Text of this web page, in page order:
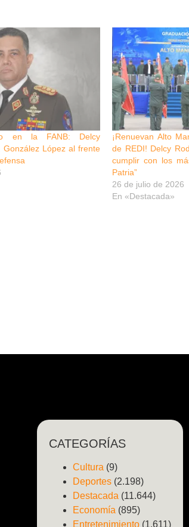
en la FANB: Delcy
López al frente
¡Renuevan Alto
de REDI! Delcy
cumplir con los
Patria”
26 de julio de 2026
En «Destacada»
CATEGORÍAS
Cultura (9)
Deportes (2.198)
Destacada (11.644)
Economía (895)
Entretenimiento (1.611)